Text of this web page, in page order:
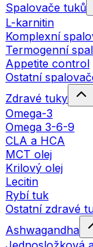
Spalovače tuků
L-karnitin
Komplexní
Termogenní
Appetite control
Ostatní
Zdravé tuky
Omega-3
Omega 3-6-9
CLA a HCA
MCT olej
Krilový olej
Lecitin
Rybí tuk
Ostatní zdravé
Ashwagandha